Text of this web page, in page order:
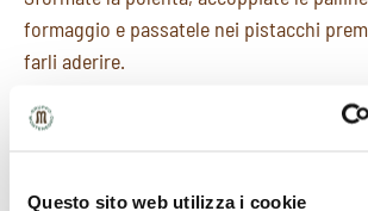
Questo sito web utilizza i cookie
formaggio e passatele nei pistacchi
farli aderire.